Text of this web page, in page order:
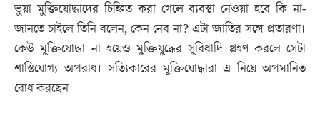
ভুয়া মুক্তিযোদ্ধাদের চিহ্নিত করা গেলে ব্যবস্থা নেওয়া হবে কি না-
জানতে চাইলে তিনি বলেন, কেন নেব না? এটা জাতির সঙ্গে প্রতারণা।
কেউ মুক্তিযোদ্ধা না হয়েও মুক্তিযুদ্ধের সুবিধাদি গ্রহণ করলে সেটা
শাস্তিযোগ্য অপরাধ। সত্যিকারের মুক্তিযোদ্ধারা এ নিয়ে অপমানিত
বোধ করছেন।